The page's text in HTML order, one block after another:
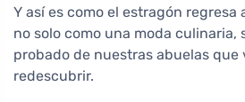
Y así es como el estragón regresa
no solo como una moda culinaria,
probado de nuestras abuelas que
redescubrir.